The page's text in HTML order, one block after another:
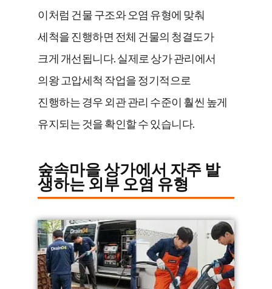
이처럼 건물 구조와 오염 유형에 맞춰
세척을 진행하면 전체 건물의 청결도가
크게 개선됩니다. 실제로 상가 관리에서
의왕 고압세척 작업을 정기적으로
진행하는 경우 외관 관리 수준이 훨씬 높게
유지되는 것을 확인할 수 있습니다.
숲속마을 상가에서 자주 발
생하는 외부 오염 유형